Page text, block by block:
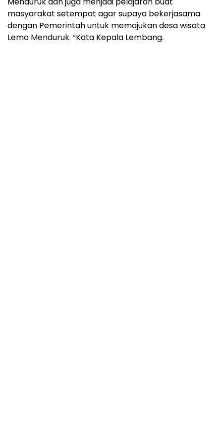
masyarakat setempat agar supaya bekerjasama
dengan Pemerintah untuk memajukan desa wisata
Lemo Menduruk. “Kata Kepala Lembang.